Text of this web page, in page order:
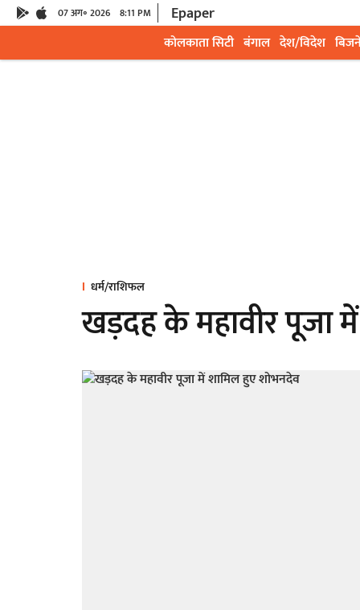
07 अग॰ 2026 8:11 PM Epaper
कोलकाता सिटी बंगाल देश/विदेश
धर्म/राशिफल
खड़दह के महावीर पूजा